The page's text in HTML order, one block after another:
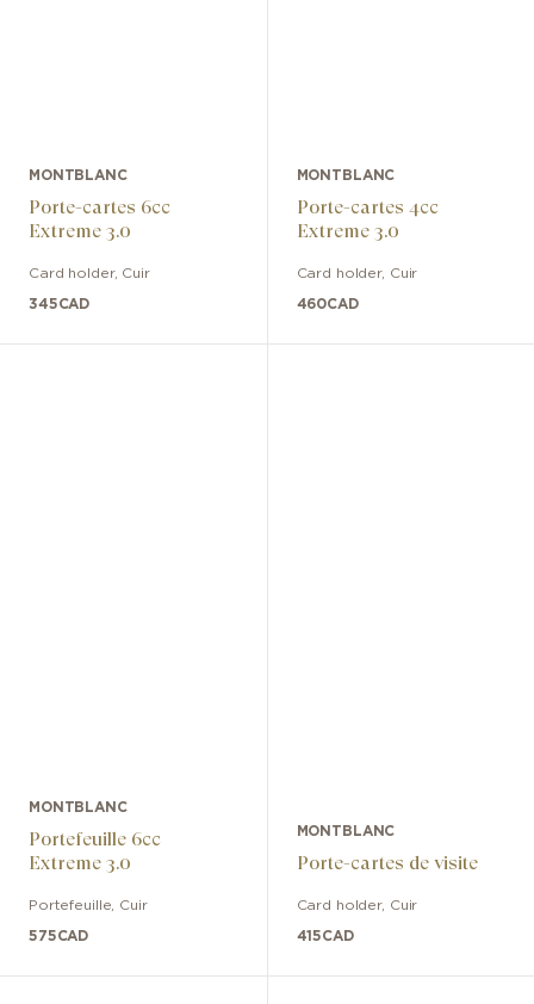
MONTBLANC
Porte-cartes 6cc
Extreme 3.0
Card holder, Cuir
345CAD
MONTBLANC
Porte-cartes 4cc
Extreme 3.0
Card holder, Cuir
460CAD
MONTBLANC
Portefeuille 6cc
Extreme 3.0
Portefeuille Cuir
575CAD
MONTBLANC
Porte-cartes de visite
Card holder, Cuir
415CAD